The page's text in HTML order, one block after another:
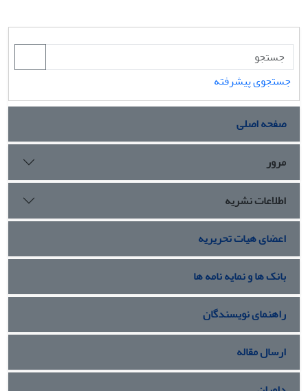
جستجوی پیشرفته
صفحه اصلی
مرور
اطلاعات نشریه
اعضای هیات تحریریه
بانک ها و نمایه نامه ها
راهنمای نویسندگان
ارسال مقاله